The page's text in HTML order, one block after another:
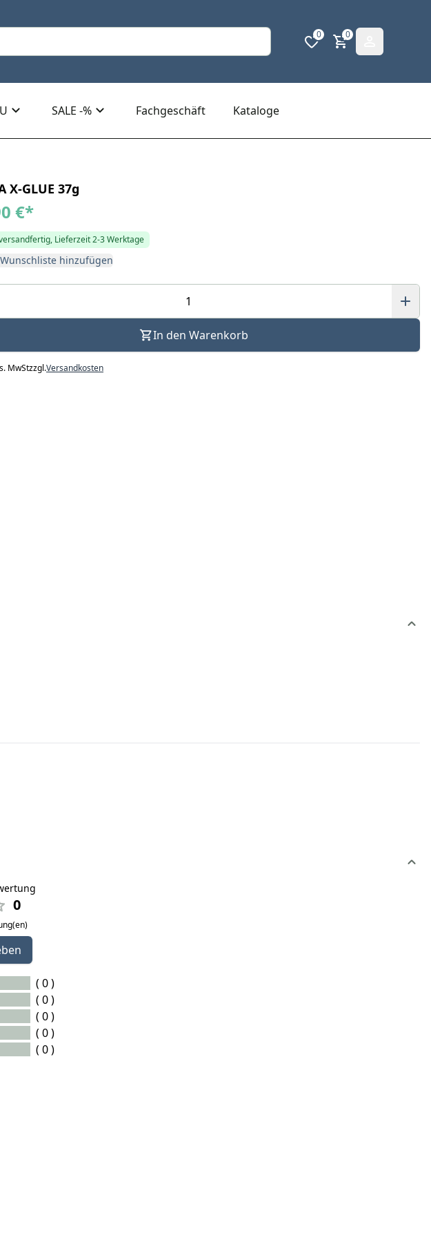
0 0
SALE -% Fachgeschäft Kataloge
X-GLUE 37g
€*
Lieferzeit 2-3 Werktage
hinzufügen
In den Warenkorb
MwStzzgl.Versandkosten
0
( 0 )
( 0 )
( 0 )
( 0 )
( 0 )